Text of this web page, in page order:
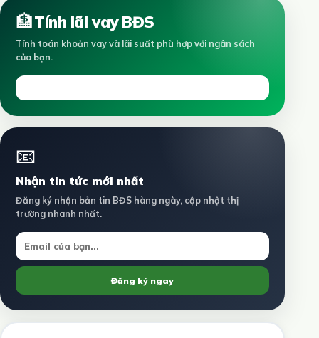
🏦Tính lãi vay BĐS
Tính toán khoản vay và lãi suất phù hợp với ngân sách
của bạn.
📧
Nhận tin tức mới nhất
Đăng ký nhận bản tin BĐS hàng ngày, cập nhật thị
trường nhanh nhất.
Đăng ký ngay